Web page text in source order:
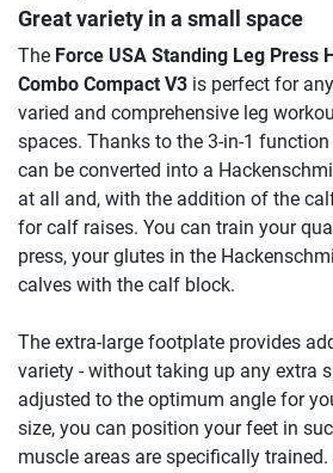
Great variety in a small space
The Force USA Standing Leg Press
Combo Compact V3 is perfect for
varied and comprehensive leg
spaces. Thanks to the 3-in-1
can be converted into a
at all and, with the addition of the
for calf raises. You can train your
press, your glutes in the
calves with the calf block.
The extra-large footplate provides
variety - without taking up any extra
adjusted to the optimum angle for
size, you can position your feet in
muscle areas are specifically